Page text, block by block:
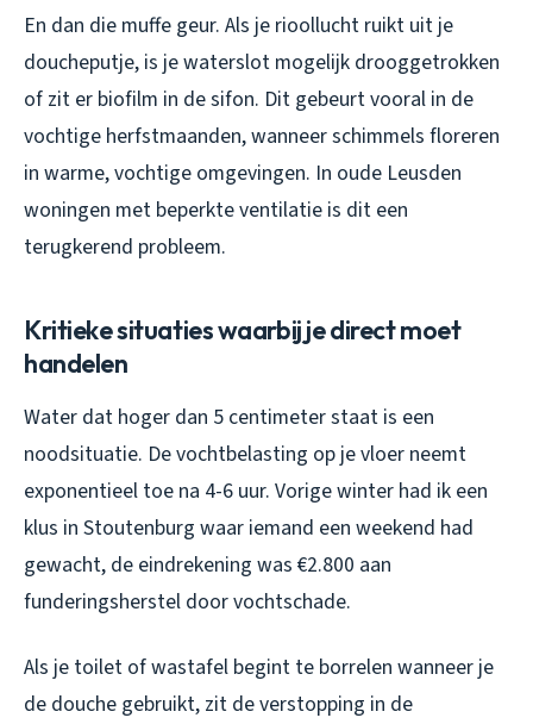
En dan die muffe geur. Als je rioollucht ruikt uit je
doucheputje, is je waterslot mogelijk drooggetrokken
of zit er biofilm in de sifon. Dit gebeurt vooral in de
vochtige herfstmaanden, wanneer schimmels floreren
in warme, vochtige omgevingen. In oude Leusden
woningen met beperkte ventilatie is dit een
terugkerend probleem.
Kritieke situaties waarbij je direct moet
handelen
Water dat hoger dan 5 centimeter staat is een
noodsituatie. De vochtbelasting op je vloer neemt
exponentieel toe na 4-6 uur. Vorige winter had ik een
klus in Stoutenburg waar iemand een weekend had
gewacht, de eindrekening was €2.800 aan
funderingsherstel door vochtschade.
Als je toilet of wastafel begint te borrelen wanneer je
de douche gebruikt, zit de verstopping in de